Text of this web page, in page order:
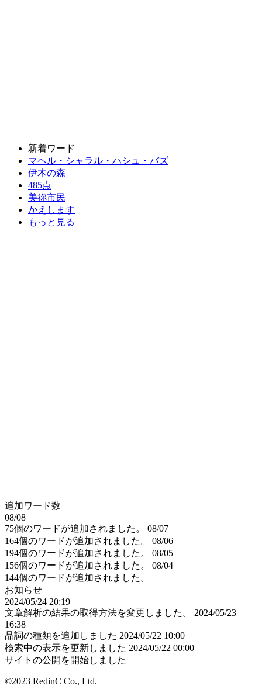
新着ワード
マヘル・シャラル・ハシュ・バズ
伊木の森
485点
美祢市民
かえします
もっと見る
追加ワード数
08/08
75個のワードが追加されました。
08/07
164個のワードが追加されました。
08/06
194個のワードが追加されました。
08/05
156個のワードが追加されました。
08/04
144個のワードが追加されました。
お知らせ
2024/05/24 20:19
文章解析の結果の取得方法を変更しました。
2024/05/23
16:38
品詞の種類を追加しました 2024/05/22 10:00
検索中の表示を更新しました 2024/05/22 00:00
サイトの公開を開始しました
©2023 RedinC Co., Ltd.